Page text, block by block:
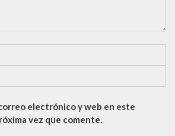
electrónico y web en este
vez que comente.